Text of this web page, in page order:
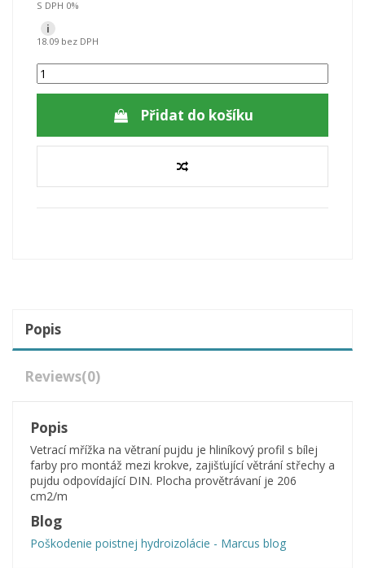
S DPH 0%
i
18.09 bez DPH
Přidat do košíku
Popis
Reviews(0)
Popis
Vetrací mřížka na větraní pujdu je hliníkový profil s bílej
farby pro montáž mezi krokve, zajišťující větrání střechy a
pujdu odpovídající DIN. Plocha provětrávaní je 206
cm2/m
Blog
Poškodenie poistnej hydroizolácie - Marcus blog